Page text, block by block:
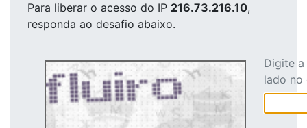
Para liberar o acesso do IP 216.73.216.10,
responda ao desafio abaixo.
Digite
lado no